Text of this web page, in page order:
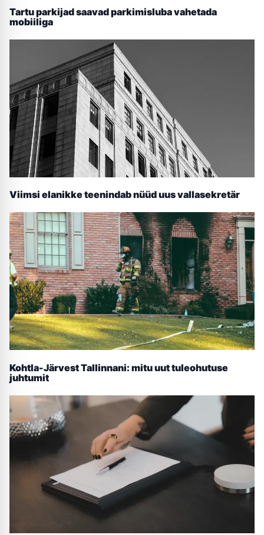
Tartu parkijad saavad parkimisluba vahetada
mobiiliga
Viimsi elanikke teenindab nüüd uus vallasekretär
Kohtla-Järvest Tallinnani: mitu uut tuleohutuse
juhtumit